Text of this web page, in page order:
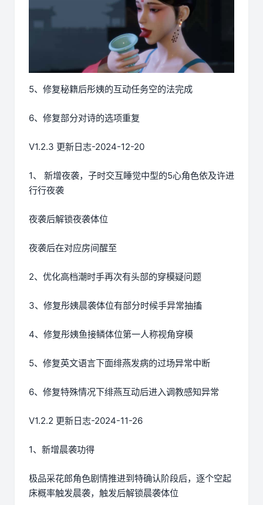
5、修复秘籍后彤姨的互动任务空的法完成
6、修复部分对诗的选项重复
V1.2.3 更新日志-2024-12-20
1、 新增夜袭，子时交互睡觉中型的5心角色依及许进
行行夜袭
夜袭后解锁夜袭体位
夜袭后在对应房间醒至
2、优化高档潮时手再次有头部的穿模疑问题
3、修复彤姨晨袭体位有部分时候手异常抽搐
4、修复彤姨鱼接鳞体位第一人称视角穿模
5、修复英文语言下面绯燕发病的过场异常中断
6、修复特殊情况下绯燕互动后进入调教感知异常
V1.2.2 更新日志-2024-11-26
1、新增晨袭功得
极品采花郎角色剧情推进到特确认阶段后，逐个空起
床概率触发晨袭，触发后解锁晨袭体位